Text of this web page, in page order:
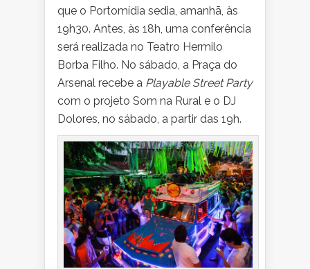
que o Portomídia sedia, amanhã, às
19h30. Antes, às 18h, uma conferência
será realizada no Teatro Hermilo
Borba Filho. No sábado, a Praça do
Arsenal recebe a Playable Street Party
com o projeto Som na Rural e o DJ
Dolores, no sábado, a partir das 19h.